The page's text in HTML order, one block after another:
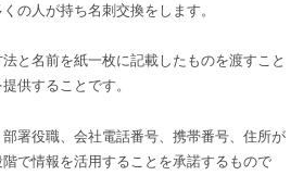
の人が持ち名刺交換をします。
と名前を紙一枚に記載したものを渡すこと
供することです。
署役職、会社電話番号、携帯番号、住所が
で情報を活用することを承諾するもので